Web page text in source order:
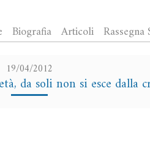
Biografia Articoli Rassegna
19/04/2012
da soli non si esce dalla